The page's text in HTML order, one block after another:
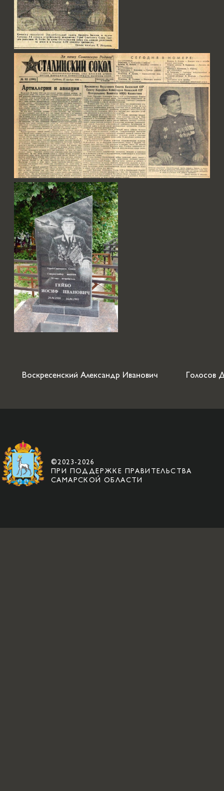
Воскресенский Александр Иванович Голосов
©2023-2026
ПРИ ПОДДЕРЖКЕ ПРАВИТЕЛЬСТВА
САМАРСКОЙ ОБЛАСТИ